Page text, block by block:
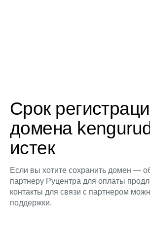
Срок
домена
истек
Если вы хотите сохранить домен —
партнеру Руцентра для оплаты
контакты для связи с партнером
поддержки.